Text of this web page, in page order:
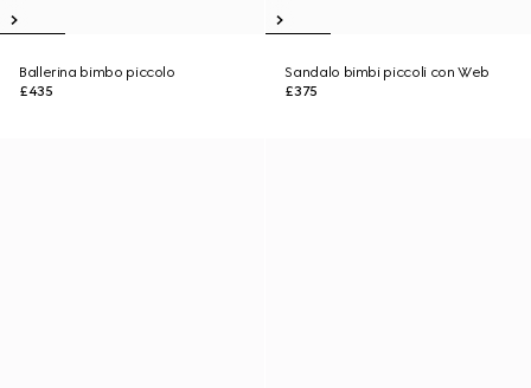
Ballerina bimbo piccolo
£435
Sandalo bimbi piccoli con Web
£375